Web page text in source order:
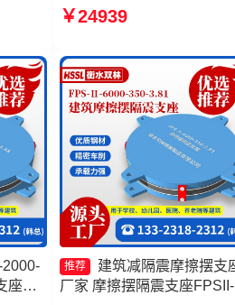
300-
座FPSII-5000-300-3.48厂
￥24939
座生
推荐
建筑减隔震摩擦摆支
厂家 摩擦摆隔震支座FPSII-